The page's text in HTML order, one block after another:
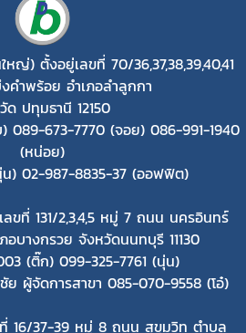
ใหญ่) ตั้งอยู่เลขที่ 70/36,37,38,39,40,41
คำพร้อย อำเภอลำลูกกา
ด ปทุมธานี 12150
) 089-673-7770 (จอย) 086-991-1940
(หน่อย)
น) 02-987-8835-37 (ออฟฟิต)
ขที่ 131/2,3,4,5 หมู่ 7 ถนน นครอินทร์
อบางกรวย จังหวัดนนทบุรี 11130
(ติ๊ก) 099-325-7761 (นุ่น)
ผู้จัดการสาขา 085-070-9558 (โอ๋)
16/37-39 หมู่ 8 ถนน สุขุมวิท ตำบล